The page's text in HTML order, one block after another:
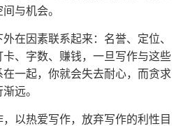
与机会。
在因素联系起来：名誉、定位、
、字数、赚钱，一旦写作与这些
一起，你就会失去耐心，而贪求
远。
以热爱写作，放弃写作的利性目